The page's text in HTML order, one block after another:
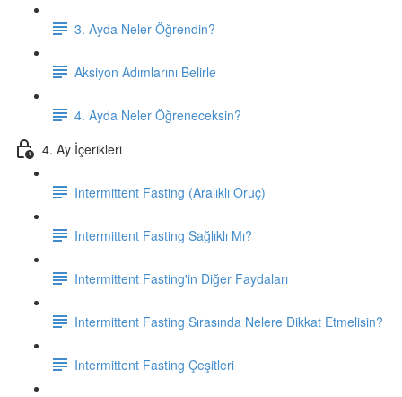
3. Ayda Neler Öğrendin?
Aksiyon Adımlarını Belirle
4. Ayda Neler Öğreneceksin?
4. Ay İçerikleri
Intermittent Fasting (Aralıklı Oruç)
Intermittent Fasting Sağlıklı Mı?
Intermittent Fasting'in Diğer Faydaları
Intermittent Fasting Sırasında Nelere Dikkat Etmelisin?
Intermittent Fasting Çeşitleri